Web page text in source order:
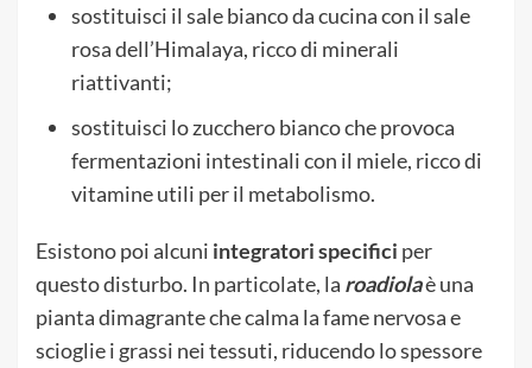
sostituisci il sale bianco da cucina con il sale
rosa dell’Himalaya, ricco di minerali
riattivanti;
sostituisci lo zucchero bianco che provoca
fermentazioni intestinali con il miele, ricco di
vitamine utili per il metabolismo.
Esistono poi alcuni integratori specifici per
questo disturbo. In particolate, la roadiolaè una
pianta dimagrante che calma la fame nervosa e
scioglie i grassi nei tessuti, riducendo lo spessore